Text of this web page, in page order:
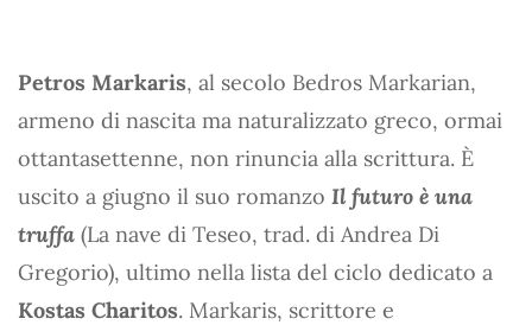
Petros Markaris, al secolo Bedros Markarian,
armeno di nascita ma naturalizzato greco, ormai
ottantasettenne, non rinuncia alla scrittura. È
uscito a giugno il suo romanzo Il futuro è una
truffa (La nave di Teseo, trad. di Andrea Di
Gregorio), ultimo nella lista del ciclo dedicato a
Kostas Charitos. Markaris, scrittore e